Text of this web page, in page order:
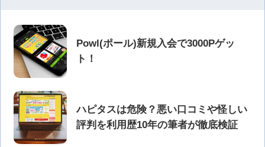
Powl(ポール)新規入会で3000Pゲッ
ト！
ハピタスは危険？悪い口コミや怪しい
評判を利用歴10年の筆者が徹底検証